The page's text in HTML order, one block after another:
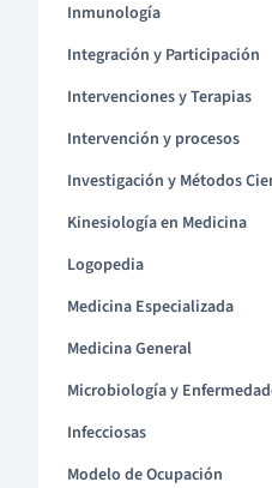
Inmunología
Integración y Participación
Intervenciones y Terapias
Intervención y procesos
Investigación y Métodos
Kinesiología en Medicina
Logopedia
Medicina Especializada
Medicina General
Microbiología y
Infecciosas
Modelo de Ocupación